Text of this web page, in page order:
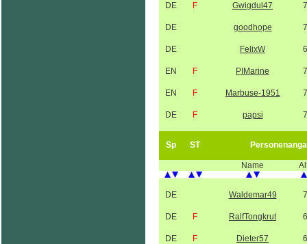
DE F Gwigdul47
DE goodhope
DE FelixW
EN F PIMarine
EN F Marbuse-1951
DE F papsi
Sp ST
Name
DE Waldemar49
DE F RalfTongkrut
DE F Dieter57